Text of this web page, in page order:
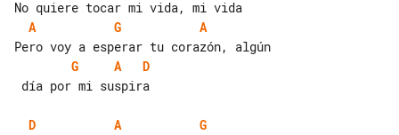
A
G
A
G
A
D
D A G